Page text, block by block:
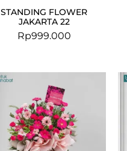
STANDING FLOWER
JAKARTA 22
Rp999.000